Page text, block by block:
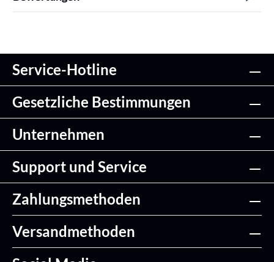
Service-Hotline
Gesetzliche Bestimmungen
Unternehmen
Support und Service
Zahlungsmethoden
Versandmethoden